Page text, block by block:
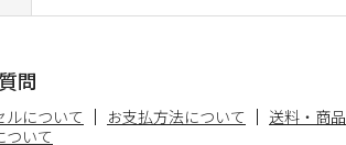
問
ルについて お支払方法について
送料・商
ついて